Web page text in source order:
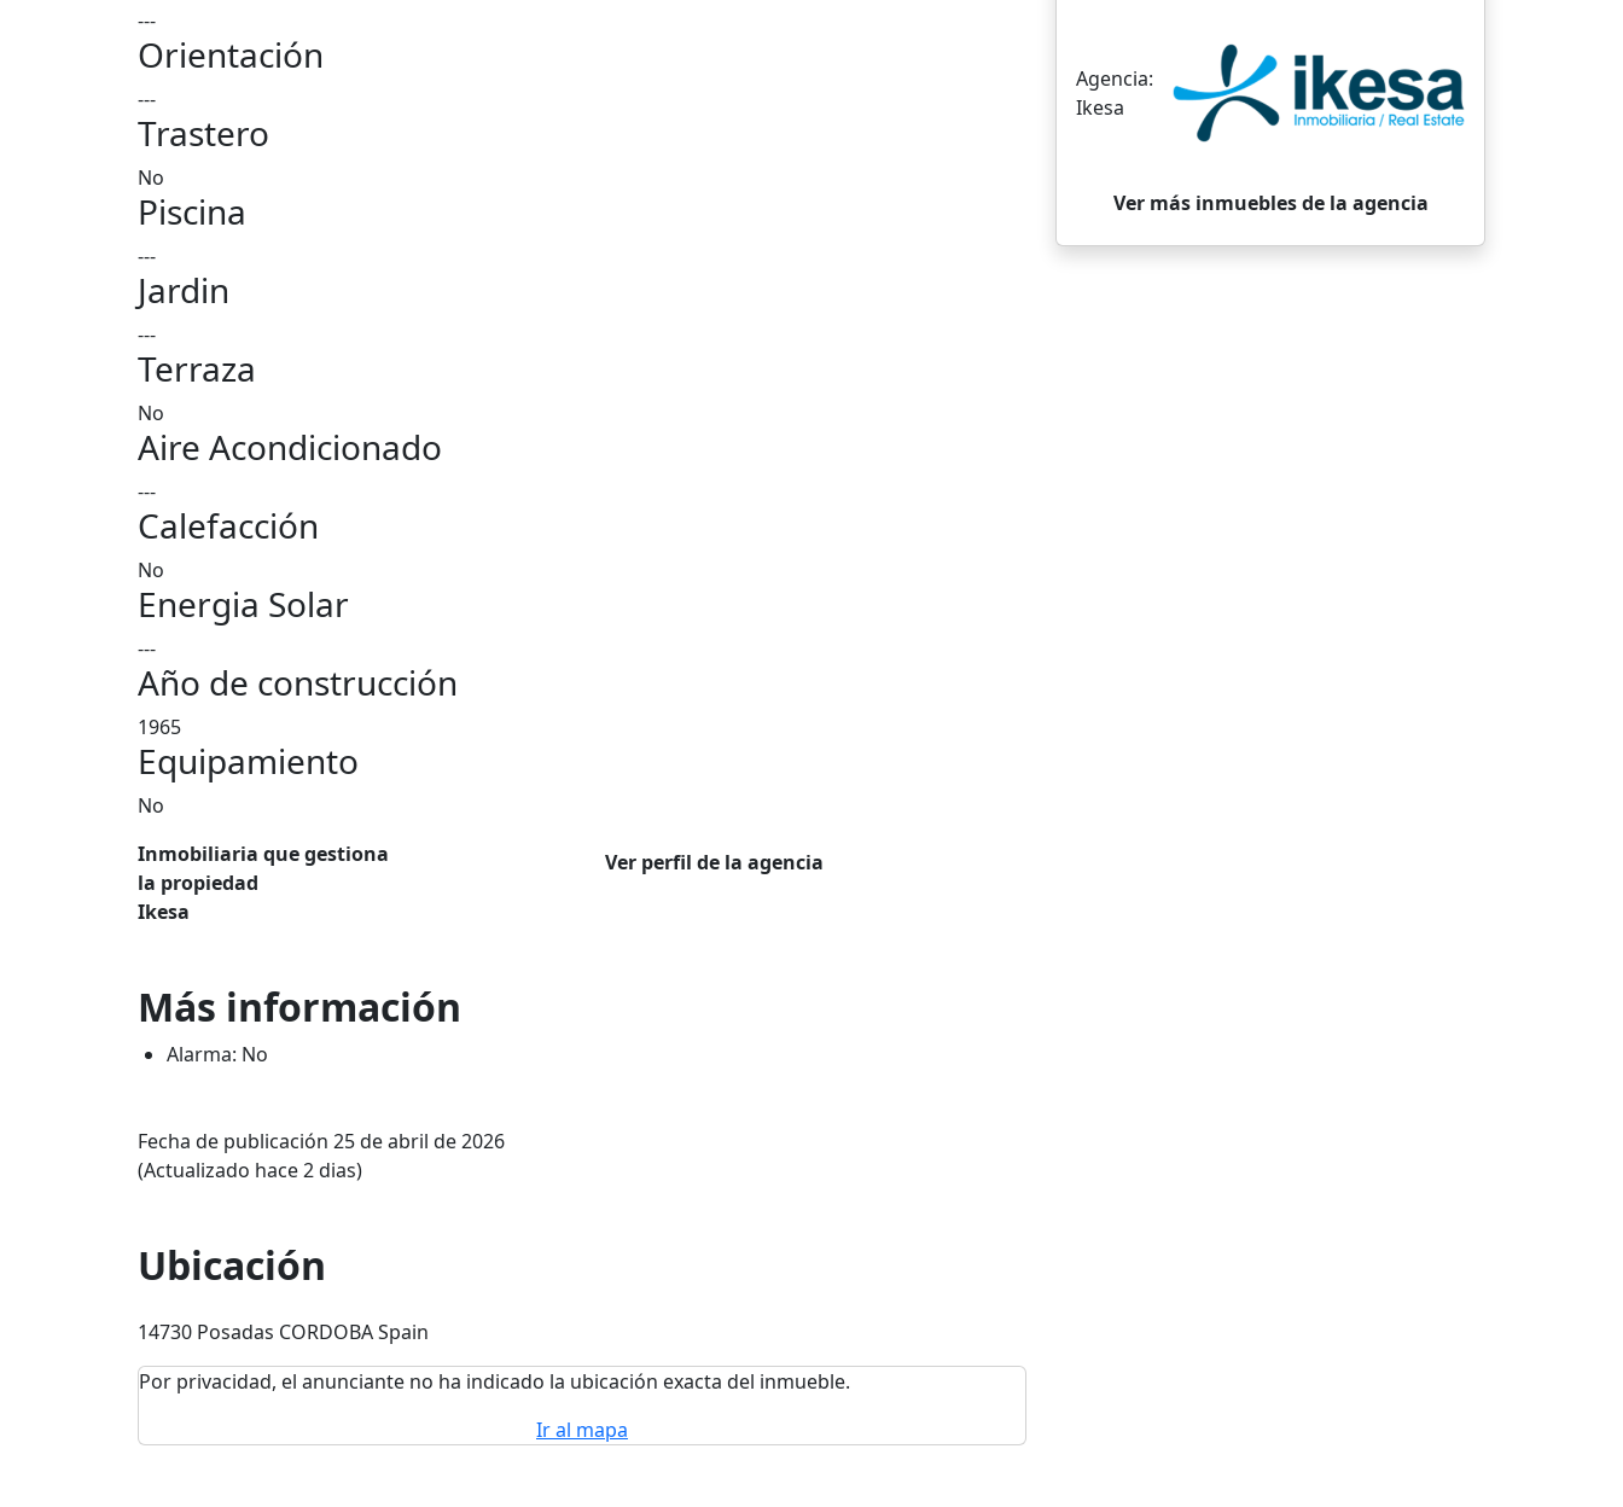
---
Orientación
---
Trastero
No
Piscina
---
Jardin
---
Terraza
No
Aire Acondicionado
---
Calefacción
No
Energia Solar
---
Año de construcción
1965
Equipamiento
No
Inmobiliaria que gestiona
la propiedad
Ikesa
Ver perfil de la agencia
Más información
Alarma: No
Fecha de publicación 25 de abril de 2026
(Actualizado hace 2 dias)
Ubicación
14730 Posadas CORDOBA Spain
Por privacidad, el anunciante no ha indicado la ubicación exacta del inmueble.
Ir al mapa
Agencia:
Ikesa
Ver más inmuebles de la agencia